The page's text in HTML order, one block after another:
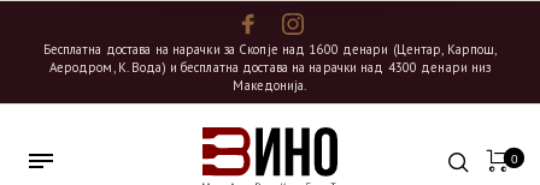
Бесплатна достава на нарачки за Скопје над 1600 денари (Центар, Карпош,
Аеродром, К. Вода) и бесплатна достава на нарачки над 4300 денари низ
Македонија.
0